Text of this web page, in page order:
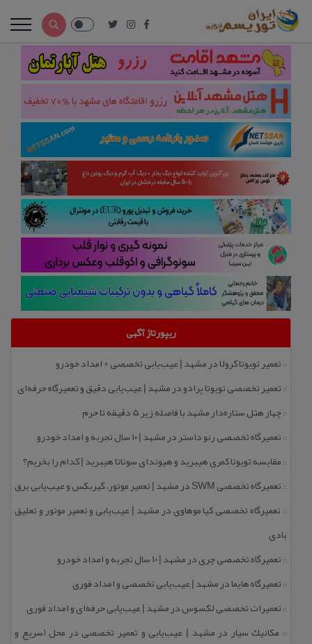
ریپورتاژ آگهی
:: تعمیر تویوتا كرولا در مشهد | عیب‌یابی تخصصی + امداد خودرو
:: تعمیر تخصصی تویوتا پرادو در مشهد | عیب‌یابی دقیق و تعمیرگاه حرفه‌ای
::چهار هتل‌ ستاره‌دار مشهد با فاصله زیر 5 دقیقه تا حرم
:: تعمیرگاه تخصصی رنو داستر در مشهد | ۱۰ سال تجربه و امداد خودرو
:: مقایسه تویوتا كمری هیبرید و هیوندای سوناتا هیبرید | كدام را بخریم؟
:: تعمیرگاه تخصصی SWM در مشهد | تعمیر موتور، گیربكس و عیب‌یابی برق
:: تعمیرگاه تخصصی كیا موهاوی در مشهد | عیب‌یابی و تعمیر موتور و تعلیق
بادی
:: تعمیرگاه تخصصی چری در مشهد | ۱۰ سال تجربه و امداد خودرو
:: تعمیرگاه هایما در مشهد | عیب‌یابی تخصصی و امداد فوری
:: تعمیرات تخصصی لكسوس در مشهد | عیب‌یابی حرفه‌ای و امداد فوری
:: مكانیك سیار در مشهد | عیب‌یابی و تعمیر تخصصی در محل (سریع و